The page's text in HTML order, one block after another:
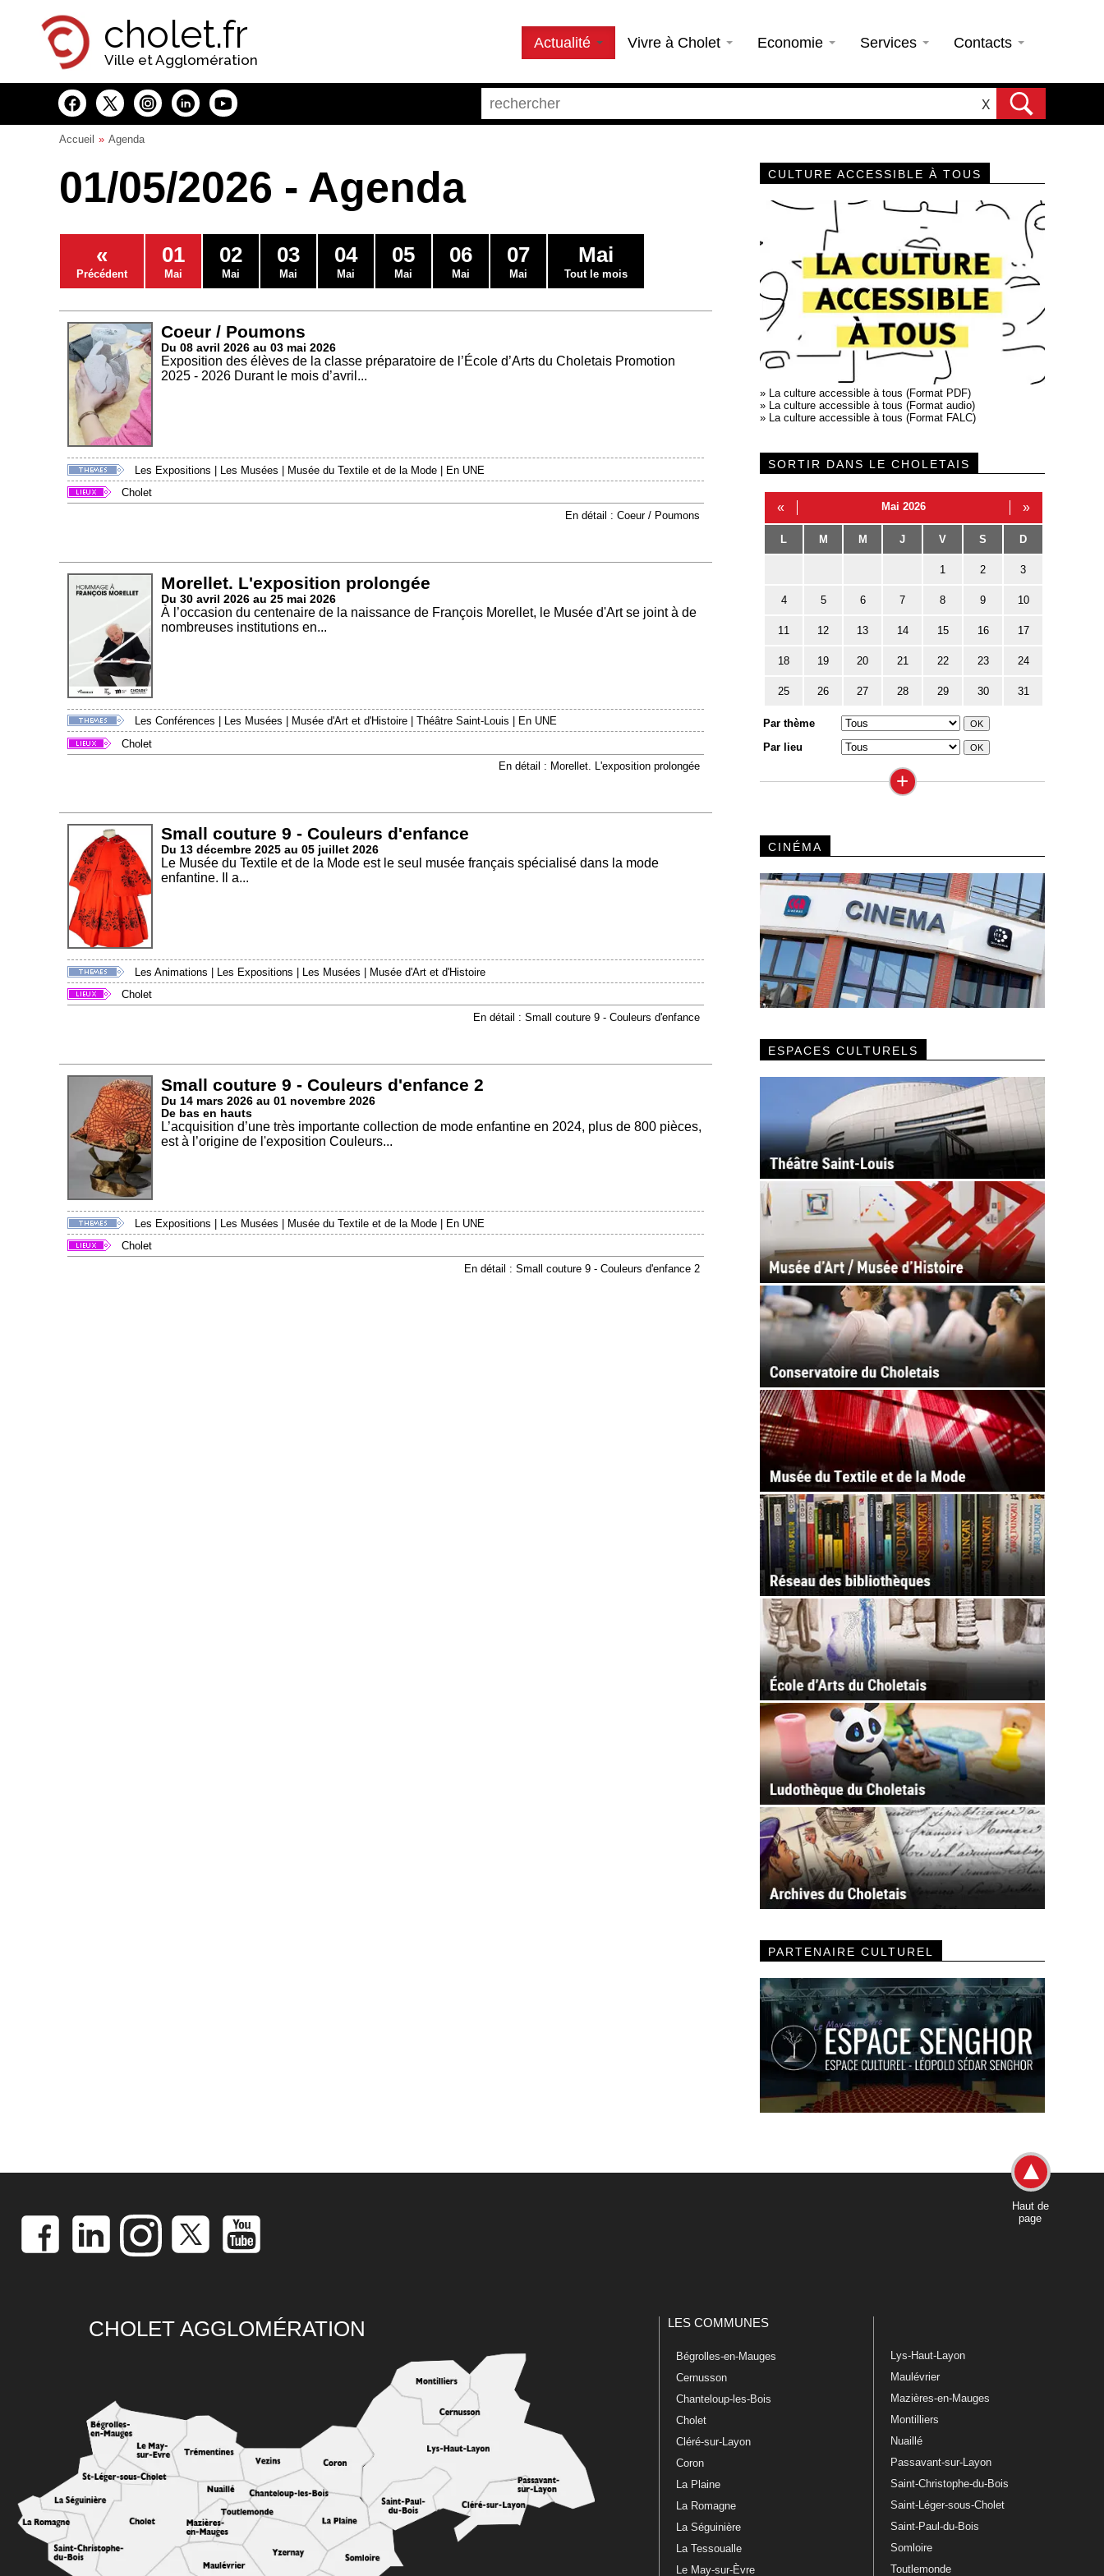
cholet.fr
Ville et Agglomération
Actualité Vivre à Cholet Economie Services Contacts
X
Accueil Agenda
01/05/2026 - Agenda
«
Précédent
01
Mai
02
Mai
03
Mai
04
Mai
05
Mai
06
Mai
07
Mai
Mai
Tout le mois
Coeur / Poumons
Du 08 avril 2026 au 03 mai 2026
Exposition des élèves de la classe préparatoire de l’École d’Arts du Choletais Promotion
2025 - 2026 Durant le mois d’avril...
Les Expositions | Les Musées | Musée du Textile et de la Mode | En UNE
Cholet
En détail : Coeur / Poumons
Morellet. L'exposition prolongée
Du 30 avril 2026 au 25 mai 2026
À l’occasion du centenaire de la naissance de François Morellet, le Musée d'Art se joint à de
nombreuses institutions en...
Les Conférences Les Musées Musée d'Art et d'Histoire Théâtre Saint-Louis
En UNE
Cholet
En détail : Morellet. L'exposition prolongée
Small couture 9 - Couleurs d'enfance
Du 13 décembre 2025 au 05 juillet 2026
Le Musée du Textile et de la Mode est le seul musée français spécialisé dans la mode
enfantine. Il a...
Les Animations Les Expositions Les Musées
Musée d'Art et d'Histoire
Cholet
En détail : Small couture 9 - Couleurs d'enfance
Small couture 9 - Couleurs d'enfance 2
Du 14 mars 2026 au 01 novembre 2026
De bas en hauts
L’acquisition d’une très importante collection de mode enfantine en 2024, plus de 800 pièces,
est à l’origine de l'exposition Couleurs...
Les Expositions | Les Musées | Musée du Textile et de la Mode | En UNE
Cholet
En détail : Small couture 9 - Couleurs d'enfance 2
CULTURE ACCESSIBLE À TOUS
» La culture accessible à tous (Format PDF)
» La culture accessible à tous (Format audio)
» La culture accessible à tous (Format FALC)
SORTIR DANS LE CHOLETAIS
« Mai 2026 »
L M M J V S D
1 2 3
4 5 6 7 8 9 10
11 12 13 14 15 16 17
18 19 20 21 22 23 24
25 26 27 28 29 30 31
Par thème
Par lieu
+
CINÉMA
ESPACES CULTURELS
PARTENAIRE CULTUREL
Haut de
page
CHOLET AGGLOMÉRATION LES COMMUNES
Bégrolles-en-Mauges
Cernusson
Chanteloup-les-Bois
Cholet
Cléré-sur-Layon
Coron
La Plaine
La Romagne
La Séguinière
La Tessoualle
Le May-sur-Èvre
Lys-Haut-Layon
Maulévrier
Mazières-en-Mauges
Montilliers
Nuaillé
Passavant-sur-Layon
Saint-Christophe-du-Bois
Saint-Léger-sous-Cholet
Saint-Paul-du-Bois
Somloire
Toutlemonde